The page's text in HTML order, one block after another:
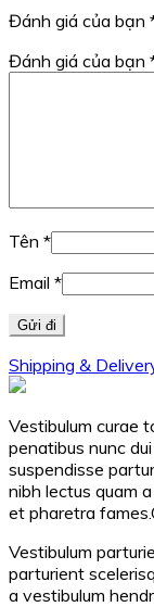
Đánh giá của bạn
Đánh giá của bạn
Tên *
Email *
Shipping &
Vestibulum curae
penatibus nunc
suspendisse
nibh lectus quam
et pharetra
Vestibulum
parturient
a vestibulum